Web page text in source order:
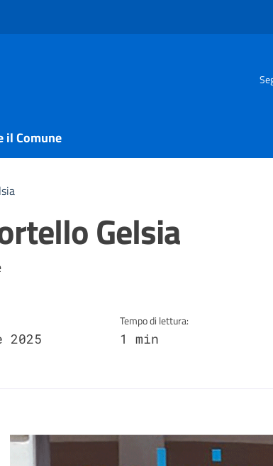
il Comune
Gelsia
2025
Tempo di lettura:
1 min